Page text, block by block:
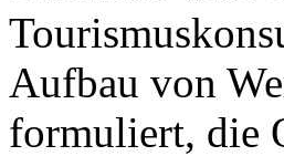
Aufbau von
formuliert, die